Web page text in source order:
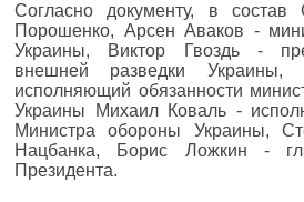
Согласно документу, в
Порошенко, Арсен Аваков -
Украины, Виктор Гвоздь -
внешней разведки
исполняющий обязанности
Украины Михаил Коваль -
Министра обороны Украины,
Нацбанка, Борис Ложкин -
Президента.